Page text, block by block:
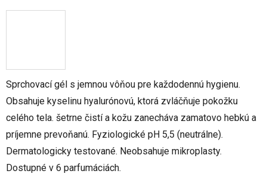
Sprchovací gél s jemnou vôňou pre každodennú hygienu.
Obsahuje kyselinu hyalurónovú, ktorá zvláčňuje pokožku
celého tela. šetrne čistí a kožu zanecháva zamatovo hebkú a
príjemne prevoňanú. Fyziologické pH 5,5 (neutrálne).
Dermatologicky testované. Neobsahuje mikroplasty.
Dostupné v 6 parfumáciách.